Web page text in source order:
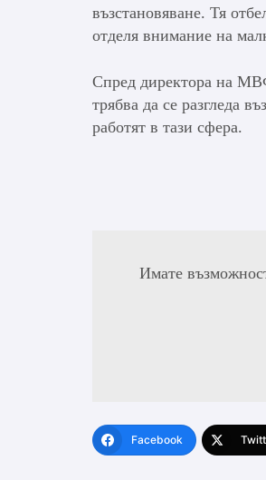
възстановяване. Тя
отделя внимание на
Спред директора на
трябва да се разгледа
работят в тази сфера.
Имате
Facebook